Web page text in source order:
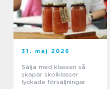
31. maj 2026
Sälja med klassen så
skapar skolklasser
lyckade försäljningar